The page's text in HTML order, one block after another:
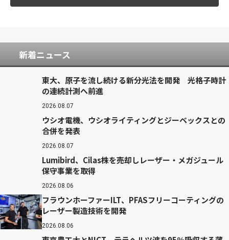
新着ニュース
東大、原子を流し続ける新分光法を開発 光格子時計
の連続計測へ前進
2026.08.07
ウシオ電機、ウシオライティングとジーベックスとの
合併を発表
2026.08.07
Lumibird、Cilas株を売却しレーザー・メガジュール
保守事業を取得
2026.08.06
フラウンホーファーILT、PFASフリーコーティングの
レーザー製造技術を開発
2026.08.06